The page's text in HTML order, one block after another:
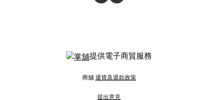
提供電子商貿服務
商舖 退貨及退款政策
提出意見